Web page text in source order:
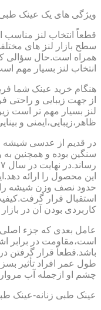
ویژگی های یک عینک
قطعاً انتخاب لنز مناسب
سطح بازار لنز های
همراه است.حال سؤالی
انتخاب لنز بسیار مهم
هنگام خرید عینک شما
از جهت زیبایی و راحتی
لنز بسیار مهم تر است
ظاهر،زیبایی،ایمنی و
در قدیم از عدسی شیشه
سنگین بوده و همچنین
این محصول را ارائه
حدود نصف وزن شیشه را
استقبال قرار
کاربردی بودن آن در
عامل بعدی که جزء
طول عمر افراد تأثیر
چشم او ازجمله آب
عینک طبی زنانه-عینک